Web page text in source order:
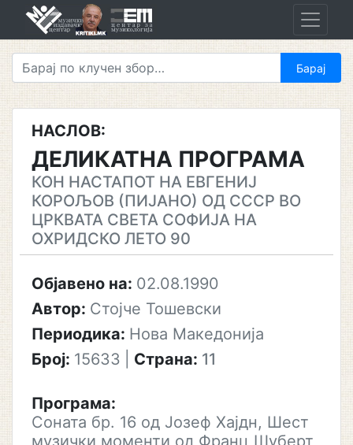
НАСЛОВ:
ДЕЛИКАТНА ПРОГРАМА
КОН НАСТАПОТ НА ЕВГЕНИЈ
КОРОЉОВ (ПИЈАНО) ОД СССР ВО
ЦРКВАТА СВЕТА СОФИЈА НА
ОХРИДСКО ЛЕТО 90
Објавено на: 02.08.1990
Автор: Стојче Тошевски
Периодика: Нова Македонија
Број: 15633 Страна: 11
Програма:
Соната бр. 16 од Јозеф Хајдн, Шест
музички моменти од Франц Шуберт